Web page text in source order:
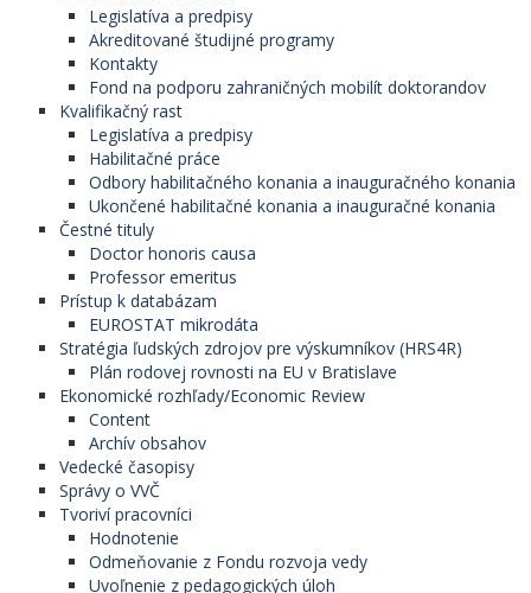
Legislatíva a predpisy
Akreditované študijné programy
Kontakty
Fond na podporu zahraničných mobilít doktorandov
Kvalifikačný rast
Legislatíva a predpisy
Habilitačné práce
Odbory habilitačného konania a inauguračného konania
Ukončené habilitačné konania a inauguračné konania
Čestné tituly
Doctor honoris causa
Professor emeritus
Prístup k databázam
EUROSTAT mikrodáta
Stratégia ľudských zdrojov pre výskumníkov (HRS4R)
Plán rodovej rovnosti na EU v Bratislave
Ekonomické rozhľady/Economic Review
Content
Archív obsahov
Vedecké časopisy
Správy o VVČ
Tvoriví pracovníci
Hodnotenie
Odmeňovanie z Fondu rozvoja vedy
Uvoľnenie z pedagogických úloh